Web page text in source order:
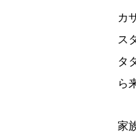
カ
ス
タ
ら
家